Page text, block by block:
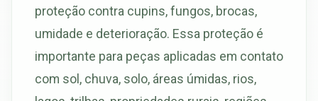
proteção contra cupins, fungos, brocas,
umidade e deterioração. Essa proteção é
importante para peças aplicadas em contato
com sol, chuva, solo, áreas úmidas, rios,